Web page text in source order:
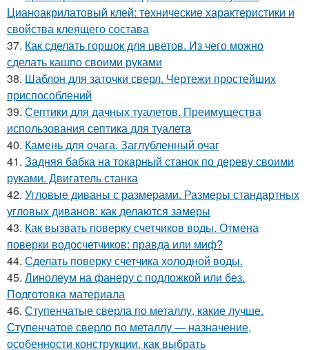
Цианоакрилатовый клей: технические характеристики и
свойства клеящего состава
37. Как сделать горшок для цветов. Из чего можно
сделать кашпо своими руками
38. Шаблон для заточки сверл. Чертежи простейших
приспособлений
39. Септики для дачных туалетов. Преимущества
использования септика для туалета
40. Камень для очага. Заглубленный очаг
41. Задняя бабка на токарный станок по дереву своими
руками. Двигатель станка
42. Угловые диваны с размерами. Размеры стандартных
угловых диванов: как делаются замеры
43. Как вызвать поверку счетчиков воды. Отмена
поверки водосчетчиков: правда или миф?
44. Сделать поверку счетчика холодной воды.
45. Линолеум на фанеру с подложкой или без.
Подготовка материала
46. Ступенчатые сверла по металлу, какие лучше.
Ступенчатое сверло по металлу — назначение,
особенности конструкции, как выбрать